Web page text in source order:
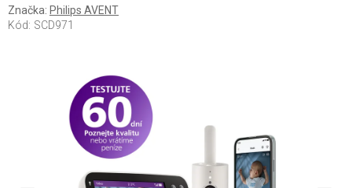
Značka: Philips AVENT
Kód: SCD971